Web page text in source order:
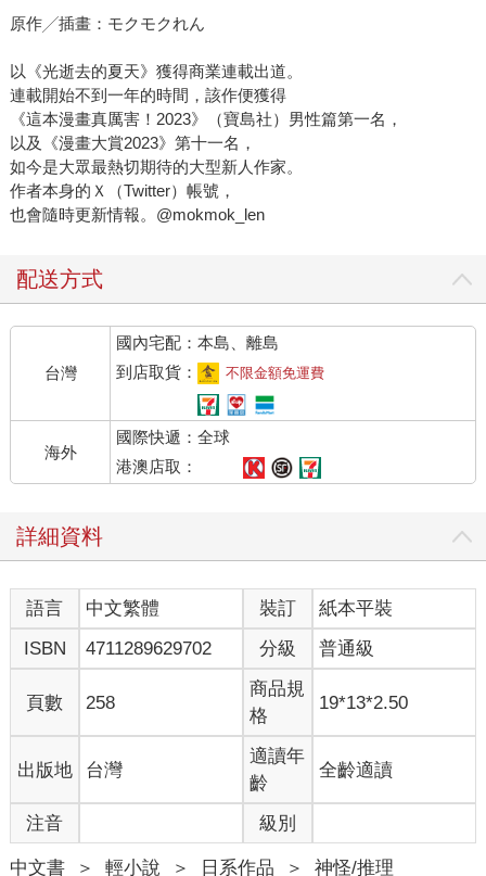
原作╱插畫：モクモクれん
以《光逝去的夏天》獲得商業連載出道。
連載開始不到一年的時間，該作便獲得
《這本漫畫真厲害！2023》（寶島社）男性篇第一名，
以及《漫畫大賞2023》第十一名，
如今是大眾最熱切期待的大型新人作家。
作者本身的Ｘ（Twitter）帳號，
也會隨時更新情報。@mokmok_len
配送方式
台灣
國內宅配：本島、離島
到店取貨：
不限金額免運費
海外
國際快遞：全球
港澳店取：
詳細資料
語言 中文繁體 裝訂
紙本平裝
ISBN
4711289629702 分級 普通級
頁數 258
商品規
格
19*13*2.50
出版地 台灣
適讀年
齡
全齡適讀
注音 級別
中文書 ＞ 輕小說 ＞ 日系作品 ＞ 神怪/推理